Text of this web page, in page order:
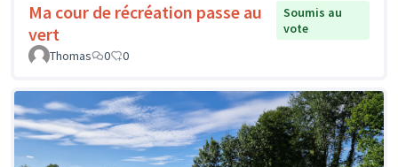
Ma cour de récréation passe au
vert
Soumis au
vote
Thomas
0 0